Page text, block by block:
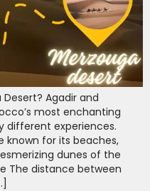
Desert? Agadir and
most enchanting
different experiences.
known for its beaches,
dunes of the
The distance between